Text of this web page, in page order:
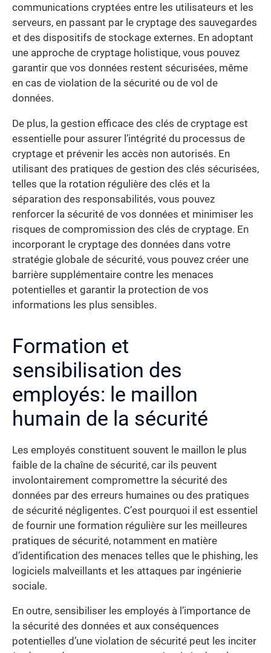
communications cryptées entre les utilisateurs et les
serveurs, en passant par le cryptage des sauvegardes
et des dispositifs de stockage externes. En adoptant
une approche de cryptage holistique, vous pouvez
garantir que vos données restent sécurisées, même
en cas de violation de la sécurité ou de vol de
données.
De plus, la gestion efficace des clés de cryptage est
essentielle pour assurer l’intégrité du processus de
cryptage et prévenir les accès non autorisés. En
utilisant des pratiques de gestion des clés sécurisées,
telles que la rotation régulière des clés et la
séparation des responsabilités, vous pouvez
renforcer la sécurité de vos données et minimiser les
risques de compromission des clés de cryptage. En
incorporant le cryptage des données dans votre
stratégie globale de sécurité, vous pouvez créer une
barrière supplémentaire contre les menaces
potentielles et garantir la protection de vos
informations les plus sensibles.
Formation et
sensibilisation des
employés: le maillon
humain de la sécurité
Les employés constituent souvent le maillon le plus
faible de la chaîne de sécurité, car ils peuvent
involontairement compromettre la sécurité des
données par des erreurs humaines ou des pratiques
de sécurité négligentes. C’est pourquoi il est essentiel
de fournir une formation régulière sur les meilleures
pratiques de sécurité, notamment en matière
d’identification des menaces telles que le phishing, les
logiciels malveillants et les attaques par ingénierie
sociale.
En outre, sensibiliser les employés à l’importance de
la sécurité des données et aux conséquences
potentielles d’une violation de sécurité peut les inciter